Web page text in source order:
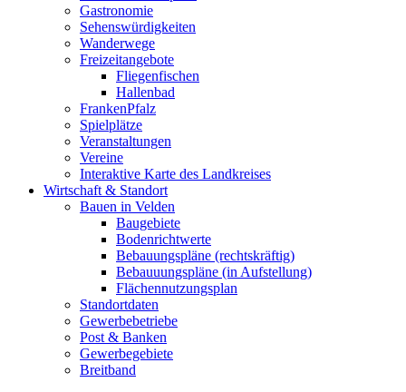
Gastronomie
Sehenswürdigkeiten
Wanderwege
Freizeitangebote
Fliegenfischen
Hallenbad
FrankenPfalz
Spielplätze
Veranstaltungen
Vereine
Interaktive Karte des Landkreises
Wirtschaft & Standort
Bauen in Velden
Baugebiete
Bodenrichtwerte
Bebauungspläne (rechtskräftig)
Bebauuungspläne (in Aufstellung)
Flächennutzungsplan
Standortdaten
Gewerbebetriebe
Post & Banken
Gewerbegebiete
Breitband